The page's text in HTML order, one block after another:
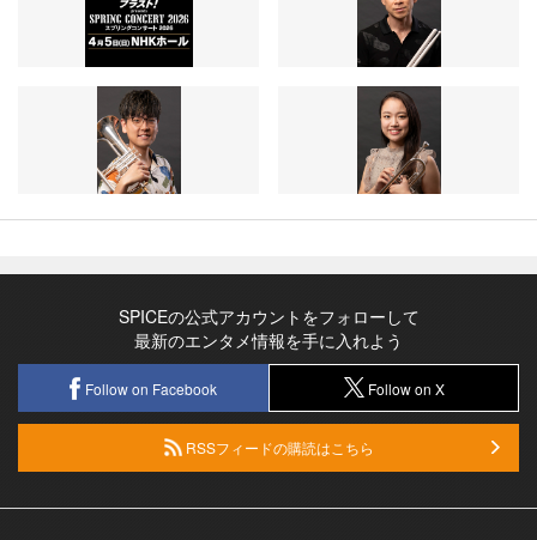
SPICEの公式アカウントをフォローして
最新のエンタメ情報を手に入れよう
Follow on Facebook Follow on X
RSSフィードの購読はこちら